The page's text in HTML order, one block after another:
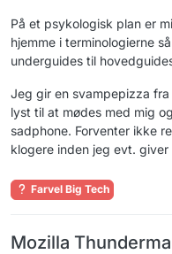
På et psykologisk plan er
hjemme i terminologierne
underguides til
Jeg gir en svampepizza
lyst til at mødes med mig
sadphone. Forventer ikke
klogere inden jeg evt. giver
Farvel Big Tech
Mozilla